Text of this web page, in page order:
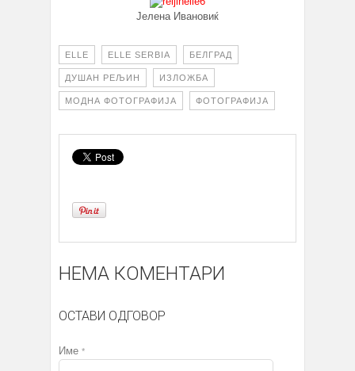
Јелена Ивановиќ
ELLE ELLE SERBIA БЕЛГРАД
ДУШАН РЕЉИН ИЗЛОЖБА
МОДНА ФОТОГРАФИЈА ФОТОГРАФИЈА
НЕМА КОМЕНТАРИ
ОСТАВИ ОДГОВОР
Име *